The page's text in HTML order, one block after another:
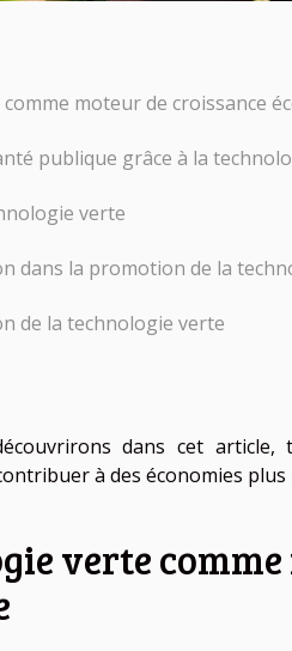
moteur de croissance
publique grâce à la
verte
dans la promotion de la
de la technologie verte
dans cet
à des économies
verte